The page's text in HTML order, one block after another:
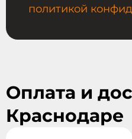
политикой
Оплата и
Краснодаре